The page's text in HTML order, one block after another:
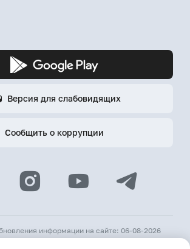
Версия для слабовидящих
Сообщить о коррупции
информации на сайте: 06-08-2026